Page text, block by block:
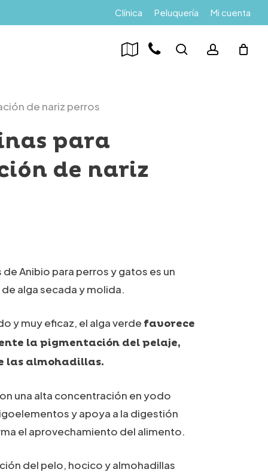
Clínica Peluquería Mi cuenta
search account
de nariz perros
para
de nariz
de Anibio para perros y gatos es un
alga secada y molida.
y muy eficaz, el alga verde favorece
la pigmentación del pelaje,
las almohadillas.
una alta concentración en yodo
y apoya a la digestión
el aprovechamiento del alimento.
del pelo, hocico y almohadillas
Menu